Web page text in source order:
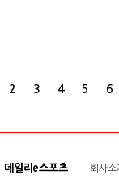
2 3 4 5 6
데일리e스포츠 회사소